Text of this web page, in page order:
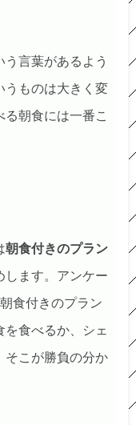
う言葉があるよう
うものは大きく変
朝食には一番こ
朝食付きのプラン
します。アンケー
食付きのプラン
食べるか、シェ
そこが勝負の分か